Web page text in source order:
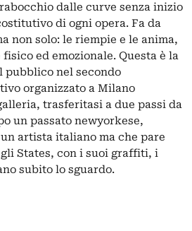
dalle curve senza inizio
di ogni opera. Fa da
non solo: le riempie e le anima,
ed emozionale. Questa è la
pubblico nel secondo
organizzato a Milano
trasferitasi a due passi da
un passato newyorkese,
artista italiano ma che pare
States, con i suoi graffiti, i
subito lo sguardo.